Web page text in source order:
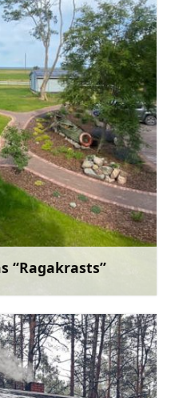
“Ragakrasts”
Uzzināt vairāk